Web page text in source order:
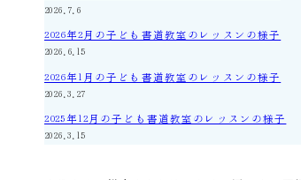
2026.7.6
2026年2月の子ども書道教室のレッスンの様子
2026.6.15
2026年1月の子ども書道教室のレッスンの様子
2026.3.27
2025年12月の子ども書道教室のレッスンの様子
2026.3.15